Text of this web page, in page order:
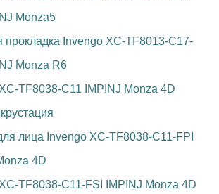
Monza5
прокладка Invengo XC-TF8013-C17-
Monza R6
TF8038-C11 IMPINJ Monza 4D
лица Invengo XC-TF8038-C11-FPI
4D
TF8038-C11-FSI IMPINJ Monza 4D